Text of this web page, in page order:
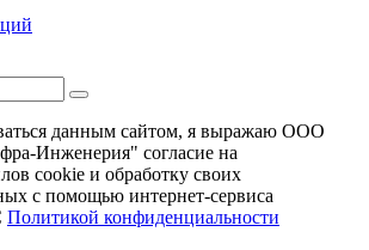
данным сайтом, я выражаю ООО
Инженерия" согласие на
cookie и обработку своих
с помощью интернет-сервиса
Политикой конфиденциальности